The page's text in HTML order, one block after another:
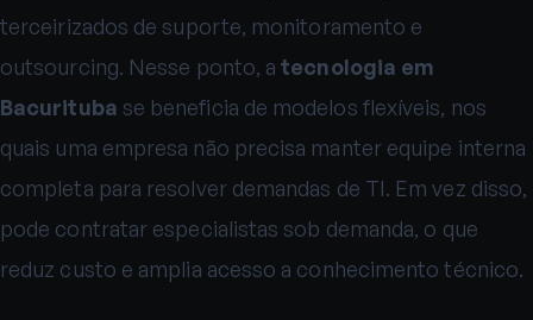
terceirizados de suporte, monitoramento e
outsourcing. Nesse ponto, atecnologia em
Bacurituba se beneficia de modelos flexíveis, nos
quais uma empresa não precisa manter equipe interna
completa para resolver demandas de TI. Em vez disso,
pode contratar especialistas sob demanda, o que
reduz custo e amplia acesso a conhecimento técnico.